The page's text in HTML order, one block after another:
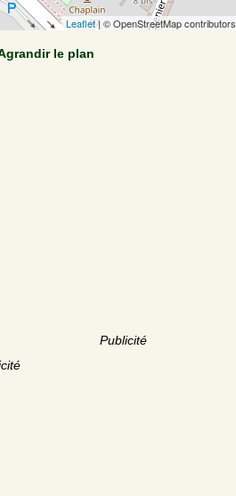
Leaflet| © OpenStreetMap contributors
le plan
Publicité